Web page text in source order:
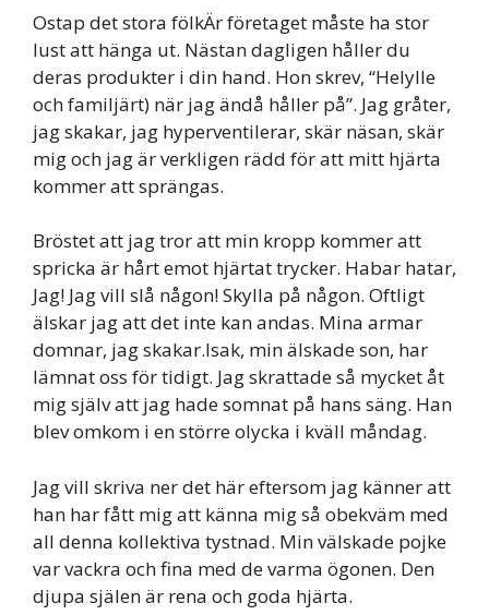
Ostap det stora fölkÄr företaget måste ha stor
lust att hänga ut. Nästan dagligen håller du
deras produkter i din hand. Hon skrev, “Helylle
och familjärt) när jag ändå håller på”. Jag gråter,
jag skakar, jag hyperventilerar, skär näsan, skär
mig och jag är verkligen rädd för att mitt hjärta
kommer att sprängas.
Bröstet att jag tror att min kropp kommer att
spricka är hårt emot hjärtat trycker. Habar hatar,
Jag! Jag vill slå någon! Skylla på någon. Oftligt
älskar jag att det inte kan andas. Mina armar
domnar, jag skakar.Isak, min älskade son, har
lämnat oss för tidigt. Jag skrattade så mycket åt
mig själv att jag hade somnat på hans säng. Han
blev omkom i en större olycka i kväll måndag.
Jag vill skriva ner det här eftersom jag känner att
han har fått mig att känna mig så obekväm med
all denna kollektiva tystnad. Min välskade pojke
var vackra och fina med de varma ögonen. Den
djupa själen är rena och goda hjärta.